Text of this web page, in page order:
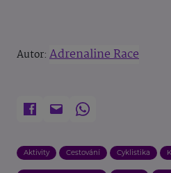
Autor: Adrenaline Race
Aktivity Cestování Cyklistika